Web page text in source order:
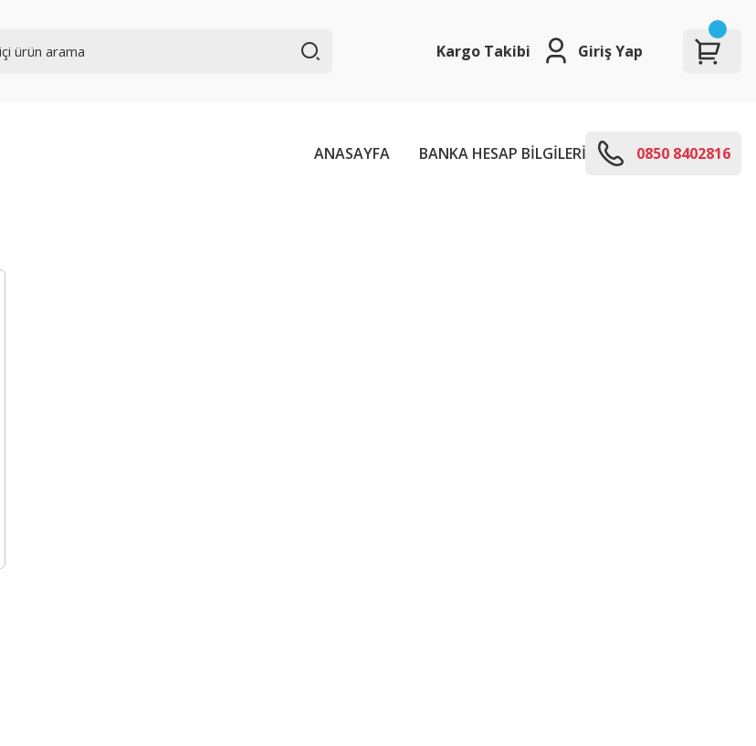
Kargo Takibi Giriş Yap
ANASAYFA BANKA HESAP BİLGİLERİ E-KODLARI
0850 8402816